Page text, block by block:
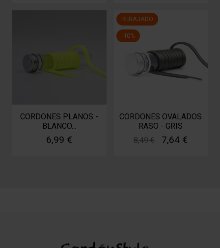
CORDONES PLANOS -
BLANCO...
6,99 €
CORDONES OVALADOS
RASO - GRIS
8,49 €
7,64 €
REBAJADO
-10%